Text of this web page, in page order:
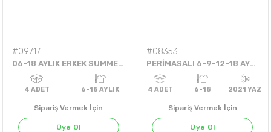
#09717
06-18 AYLIK ERKEK SUMMER VİBES AYLIK ŞORTLU TAKIM
Sipariş Vermek İçin
Üye Ol
#08353
PERİMASALI 6-9-12-18 AYLIK ÇİÇEKLER ŞORTLU TKM
Sipariş Vermek İçin
Üye Ol